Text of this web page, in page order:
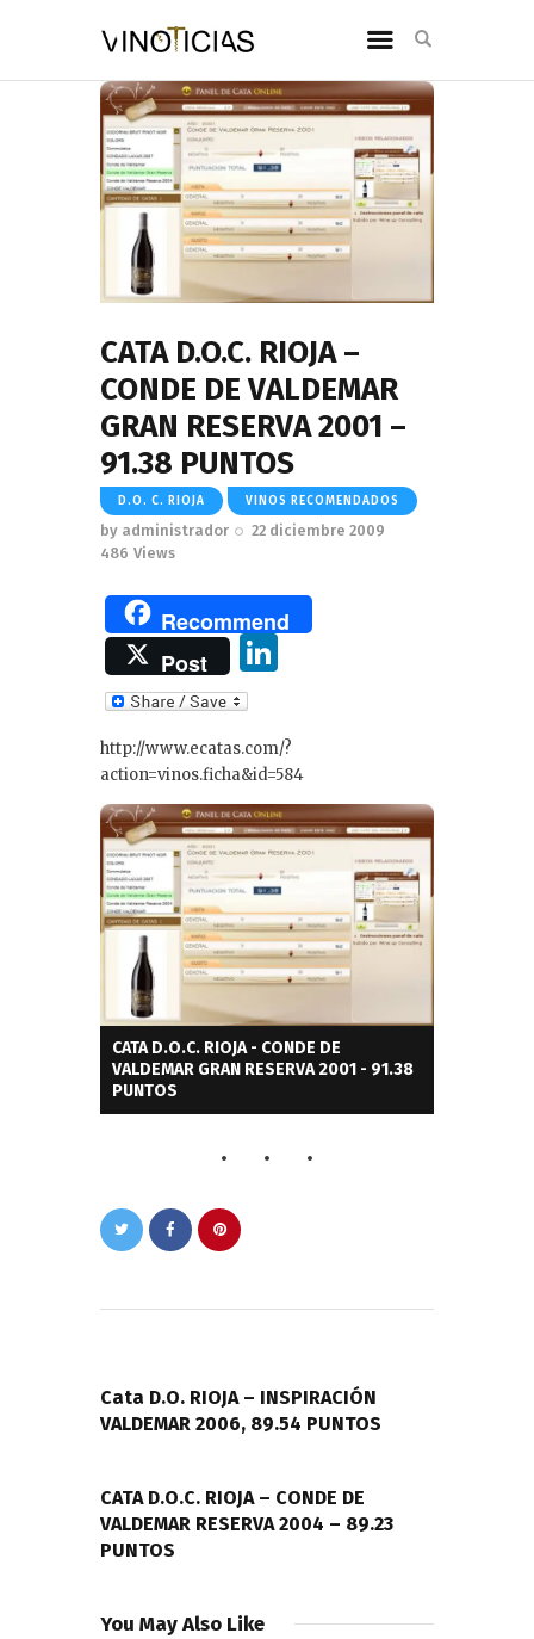
CATA D.O.C. RIOJA –
CONDE DE VALDEMAR
GRAN RESERVA 2001 –
91.38 PUNTOS
D.O. C. RIOJA VINOS RECOMENDADOS
by administrador
22 diciembre 2009
486 Views
Recommend
Post
k
e
dI
n
http://www.ecatas.com/?
action=vinos.ficha&id=584
CATA D.O.C. RIOJA - CONDE DE
VALDEMAR GRAN RESERVA 2001 - 91.38
PUNTOS
entradas
Cata D.O. RIOJA – INSPIRACIÓN
VALDEMAR 2006, 89.54 PUNTOS
CATA D.O.C. RIOJA – CONDE DE
VALDEMAR RESERVA 2004 – 89.23
PUNTOS
You May Also Like